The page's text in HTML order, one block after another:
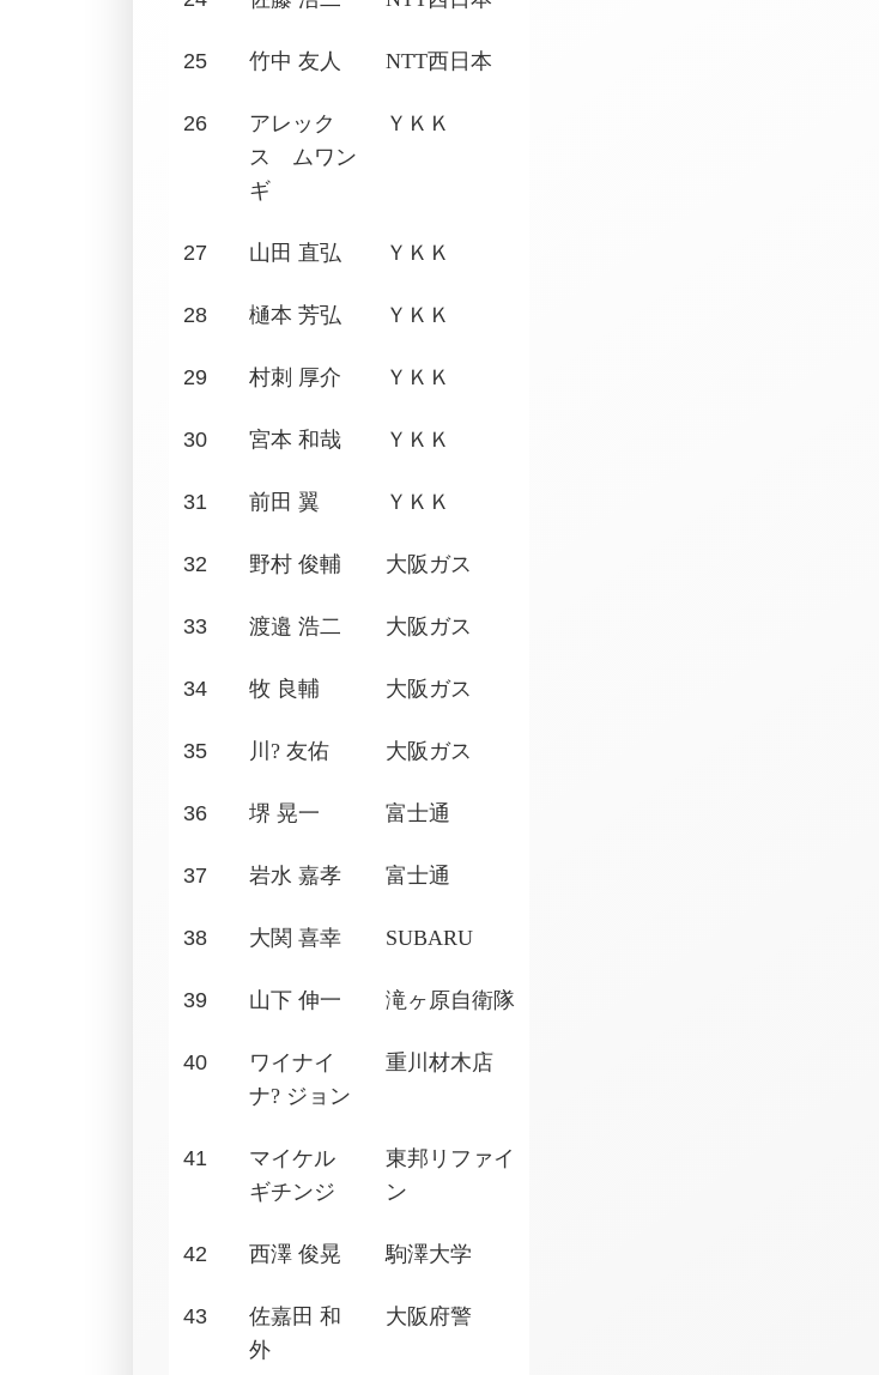
25 竹中 友人 NTT西日本
26
アレック
ス ムワン
ギ
ＹＫＫ
27 山田 直弘 ＹＫＫ
28 樋本 芳弘 ＹＫＫ
29 村刺 厚介 ＹＫＫ
30 宮本 和哉 ＹＫＫ
31 前田 翼 ＹＫＫ
32 野村 俊輔 大阪ガス
33 渡邉 浩二 大阪ガス
34 牧 良輔 大阪ガス
35 川? 友佑 大阪ガス
36 堺 晃一 富士通
37 岩水 嘉孝 富士通
38 大関 喜幸 SUBARU
39 山下 伸一 滝ヶ原自衛隊
40
ワイナイ
ナ? ジョン
重川材木店
41
マイケル
ギチンジ
東邦リファイ
ン
42 西澤 俊晃 駒澤大学
43
佐嘉田 和
外
大阪府警